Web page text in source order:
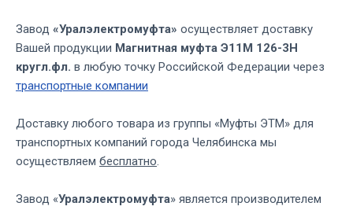
Завод «Уралэлектромуфта» осуществляет доставку
Вашей продукции Магнитная муфта Э11М 126-3Н
кругл.фл. в любую точку Российской Федерации через
транспортные компании
Доставку любого товара из группы «Муфты ЭТМ» для
транспортных компаний города Челябинска мы
осуществляем бесплатно.
Завод «Уралэлектромуфта» является производителем